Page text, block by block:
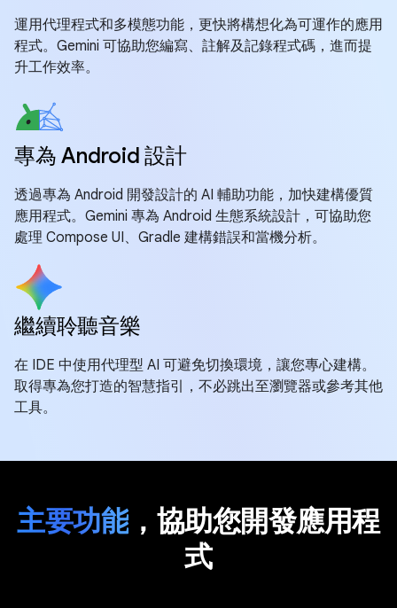
運用代理程式和多模態功能，更快將構想化為可運作的應用
程式。Gemini 可協助您編寫、註解及記錄程式碼，進而提
升工作效率。
專為 Android 設計
透過專為 Android 開發設計的 AI 輔助功能，加快建構優質
應用程式。Gemini 專為 Android 生態系統設計，可協助您
處理 Compose UI、Gradle 建構錯誤和當機分析。
繼續聆聽音樂
在 IDE 中使用代理型 AI 可避免切換環境，讓您專心建構。
取得專為您打造的智慧指引，不必跳出至瀏覽器或參考其他
工具。
主要功能 ，協助您開發應用程
式